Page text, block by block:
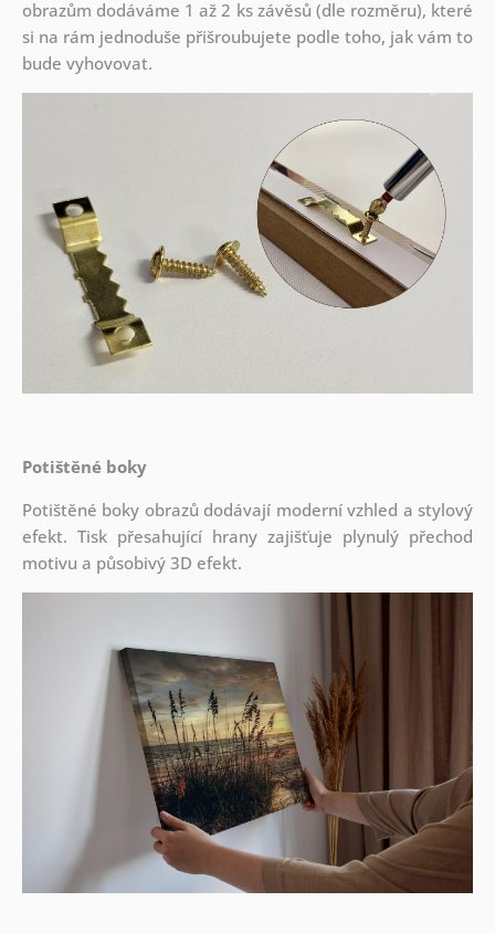
obrazům dodáváme 1 až 2 ks závěsů (dle rozměru), které
si na rám jednoduše přišroubujete podle toho, jak vám to
bude vyhovovat.
Potištěné boky
Potištěné boky obrazů dodávají moderní vzhled a stylový
efekt. Tisk přesahující hrany zajišťuje plynulý přechod
motivu a působivý 3D efekt.